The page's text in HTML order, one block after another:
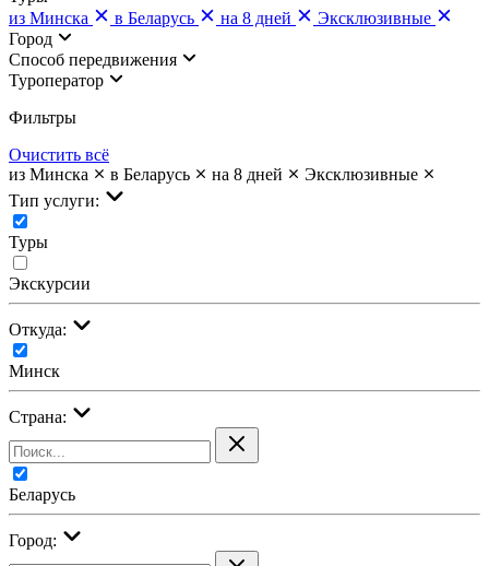
из Минска
в Беларусь на 8 дней
Эксклюзивные
Город
Cпособ передвижения
Туроператор
Фильтры
Очистить всё
из Минска
в Беларусь на 8 дней
Эксклюзивные
Тип услуги:
Туры
Экскурсии
Откуда:
Минск
Страна:
Беларусь
Город: